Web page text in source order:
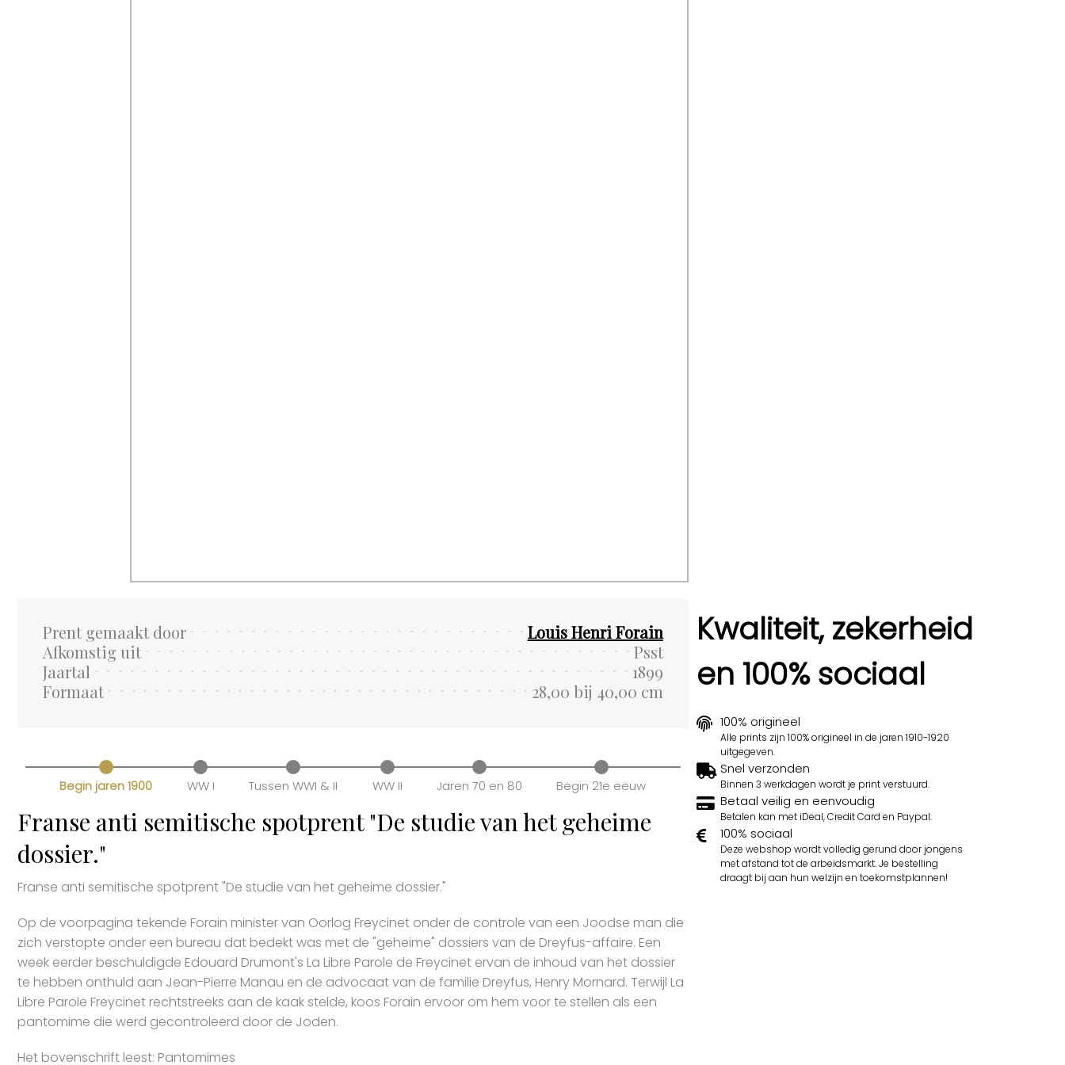
Prent gemaakt door
Louis Henri Forain
Afkomstig uit
Psst
Jaartal
1899
Formaat
28,00 bij 40,00 cm
Begin jaren 1900 WW I Tussen WWI & II WW II Jaren 70 en 80 Begin 21e eeuw
Franse anti semitische spotprent "De studie van het geheime
dossier."
Franse anti semitische spotprent "De studie van het geheime dossier."
Op de voorpagina tekende Forain minister van Oorlog Freycinet onder de controle van een Joodse man die
zich verstopte onder een bureau dat bedekt was met de "geheime" dossiers van de Dreyfus-affaire. Een
week eerder beschuldigde Edouard Drumont's La Libre Parole de Freycinet ervan de inhoud van het dossier
te hebben onthuld aan Jean-Pierre Manau en de advocaat van de familie Dreyfus, Henry Mornard. Terwijl La
Libre Parole Freycinet rechtstreeks aan de kaak stelde, koos Forain ervoor om hem voor te stellen als een
pantomime die werd gecontroleerd door de Joden.
Het bovenschrift leest: Pantomimes
Kwaliteit, zekerheid
en 100% sociaal
100% origineel
Alle prints zijn 100% origineel in de jaren 1910-1920
uitgegeven.
Snel verzonden
Binnen 3 werkdagen wordt je print verstuurd.
Betaal veilig en eenvoudig
Betalen kan met iDeal, Credit Card en Paypal.
100% sociaal
Deze webshop wordt volledig gerund door jongens
met afstand tot de arbeidsmarkt. Je bestelling
draagt bij aan hun welzijn en toekomstplannen!